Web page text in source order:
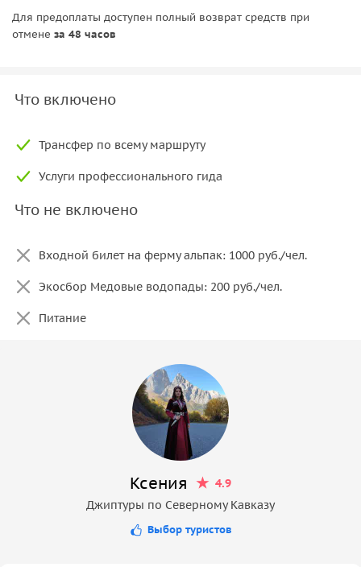
Для предоплаты доступен полный возврат средств при
отмене за 48 часов
Что включено
Трансфер по всему маршруту
Услуги профессионального гида
Что не включено
Входной билет на ферму альпак: 1000 руб./чел.
Экосбор Медовые водопады: 200 руб./чел.
Питание
Ксения
4.9
Джиптуры по Северному Кавказу
Выбор туристов